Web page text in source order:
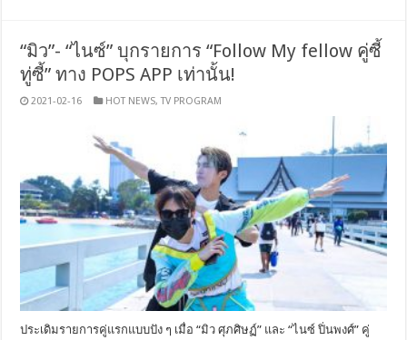
“มิว”- “ไนซ์” บุกรายการ “Follow My fellow คู่ซี้
ทู่ซี้” ทาง POPS APP เท่านั้น!
2021-02-16 HOT NEWS,TV PROGRAM
ประเดิมรายการคู่แรกแบบปัง ๆ เมื่อ “มิว ศุภศิษฏ์” และ “ไนซ์ ปิ่นพงศ์” คู่